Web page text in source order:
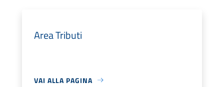
Area Tributi
VAI ALLA PAGINA